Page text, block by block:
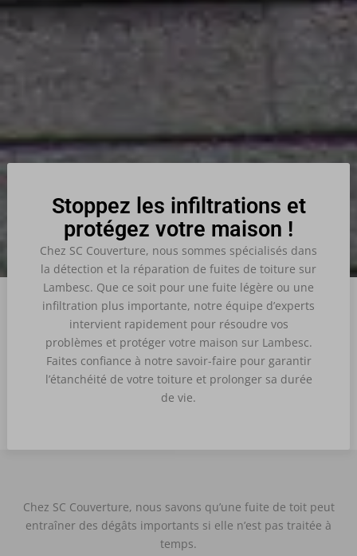
Stoppez les infiltrations et
protégez votre maison !
Chez SC Couverture, nous sommes spécialisés dans
la détection et la réparation de fuites de toiture sur
Lambesc. Que ce soit pour une fuite légère ou une
infiltration plus importante, notre équipe d’experts
intervient rapidement pour résoudre vos
problèmes et protéger votre maison sur Lambesc.
Faites confiance à notre savoir-faire pour garantir
l’étanchéité de votre toiture et prolonger sa durée
de vie.
Chez SC Couverture, nous savons qu’une fuite de toit peut
entraîner des dégâts importants si elle n’est pas traitée à
temps.